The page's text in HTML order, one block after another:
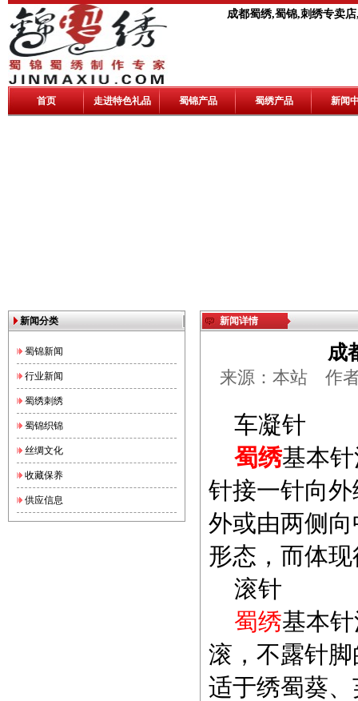
成都蜀绣,蜀锦,刺绣专卖
首页 走进特色礼品 蜀锦产品 蜀绣产品 新闻
新闻分类
蜀锦新闻
行业新闻
蜀绣刺绣
蜀锦织锦
丝绸文化
收藏保养
供应信息
新闻详情
成
来源：本站 作
车凝针
蜀绣基本
针接一针向
外或由两侧
形态，而体
滚针
蜀绣基本
滚，不露针
适于绣蜀葵